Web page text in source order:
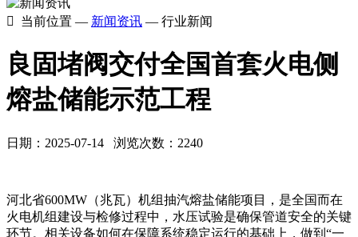
 当前位置 — 新闻资讯 — 行业新闻
良固堵阀交付全国首套火电侧
熔盐储能示范工程
日期：2025-07-14 浏览次数：2240
河北省600MW（兆瓦）机组抽汽熔盐储能项目，是全国而在
火电机组建设与检修过程中，水压试验是确保管道安全的关键
环节。相关设备如何在保障系统稳定运行的基础上，做到“一